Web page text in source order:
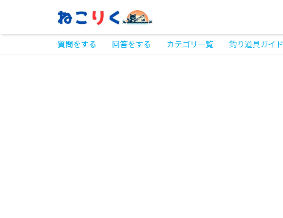
質問をする 回答をする カテゴリ一覧 釣り道具ガイド